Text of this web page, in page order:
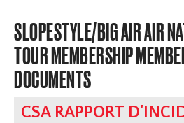
SLOPESTYLE/BIG AIR AIR
TOUR MEMBERSHIP
DOCUMENTS
CSA RAPPORT